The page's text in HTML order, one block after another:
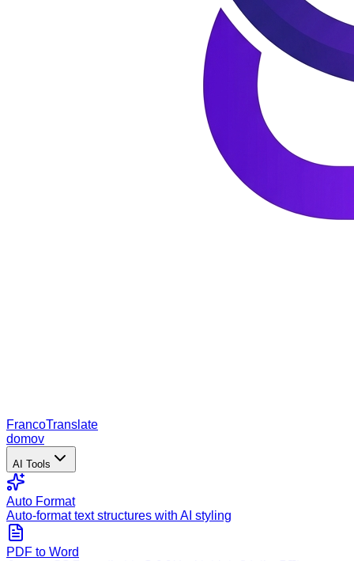
FrancoTranslate
domov
AI Tools
Auto Format
Auto-format text structures with AI styling
PDF to Word